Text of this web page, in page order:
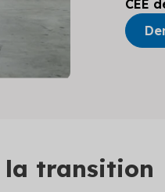
CEE
la transition